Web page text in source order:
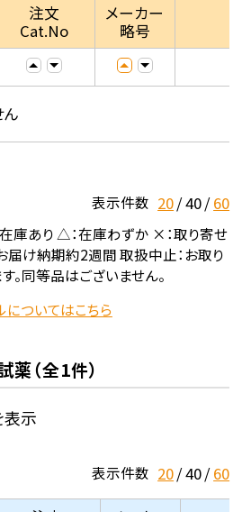
注文
Cat.No
メーカー
略号
表示件数 20 40 60
庫あり △：在庫わずか ×：取り寄せ
け納期約2週間 取扱中止：お取り
。同等品はございません。
ついてはこちら
薬（全1件）
表示
表示件数 20 40 60